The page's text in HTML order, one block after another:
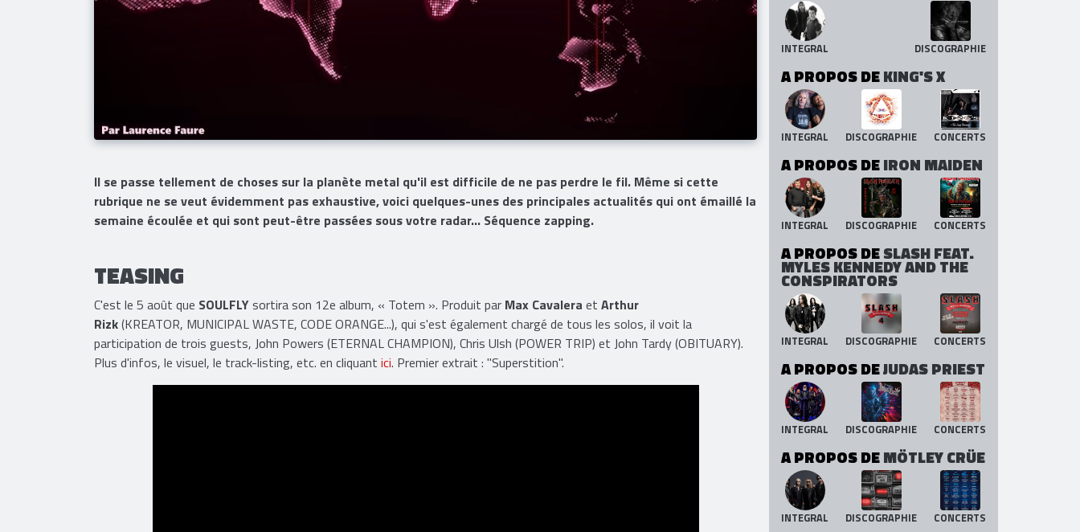
Il se passe tellement de choses sur la planète metal qu'il est difficile de ne pas perdre le fil. Même si cette
rubrique ne se veut évidemment pas exhaustive, voici quelques-unes des principales actualités qui ont émaillé la
semaine écoulée et qui sont peut-être passées sous votre radar... Séquence zapping.
TEASING
C'est le 5 août que SOULFLYsortira son 12e album, « Totem ». Produit par Max Cavalera et Arthur
Rizk(KREATOR, MUNICIPAL WASTE, CODE ORANGE...), qui s'est également chargé de tous les solos, il voit la
participation de trois guests, John Powers (ETERNAL CHAMPION), Chris Ulsh (POWER TRIP) et John Tardy (OBITUARY).
Plus d'infos, le visuel, le track-listing, etc. en cliquant ici. Premier extrait : "Superstition".
INTEGRAL DISCOGRAPHIE
A PROPOS DEKING'S X
INTEGRAL DISCOGRAPHIE CONCERTS
A PROPOS DEIRON MAIDEN
INTEGRAL DISCOGRAPHIE CONCERTS
A PROPOS DESLASH FEAT.
MYLES KENNEDY AND THE
CONSPIRATORS
INTEGRAL DISCOGRAPHIE CONCERTS
A PROPOS DEJUDAS PRIEST
INTEGRAL DISCOGRAPHIE CONCERTS
A PROPOS DEMÖTLEY CRÜE
INTEGRAL DISCOGRAPHIE CONCERTS